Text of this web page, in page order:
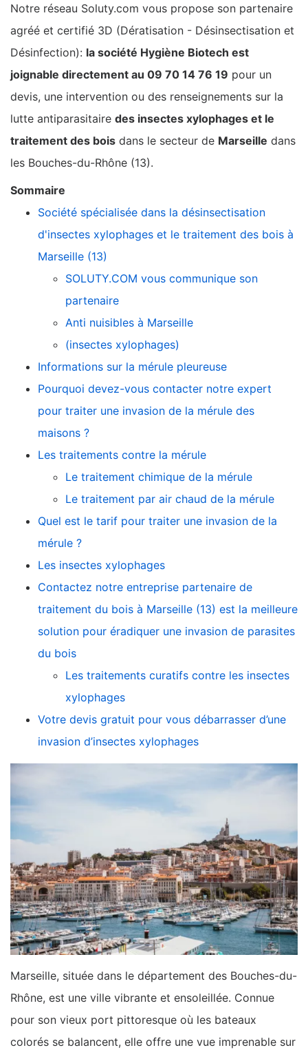
Notre réseau Soluty.com vous propose son partenaire
agréé et certifié 3D (Dératisation - Désinsectisation et
Désinfection): la société Hygiène Biotech est
joignable directement au 09 70 14 76 19 pour un
devis, une intervention ou des renseignements sur la
lutte antiparasitaire des insectes xylophages et le
traitement des bois dans le secteur de Marseille dans
les Bouches-du-Rhône (13).
Sommaire
Société spécialisée dans la désinsectisation
d'insectes xylophages et le traitement des bois à
Marseille (13)
SOLUTY.COM vous communique son
partenaire
Anti nuisibles à Marseille
(insectes xylophages)
Informations sur la mérule pleureuse
Pourquoi devez-vous contacter notre expert
pour traiter une invasion de la mérule des
maisons ?
Les traitements contre la mérule
Le traitement chimique de la mérule
Le traitement par air chaud de la mérule
Quel est le tarif pour traiter une invasion de la
mérule ?
Les insectes xylophages
Contactez notre entreprise partenaire de
traitement du bois à Marseille (13) est la meilleure
solution pour éradiquer une invasion de parasites
du bois
Les traitements curatifs contre les insectes
xylophages
Votre devis gratuit pour vous débarrasser d’une
invasion d’insectes xylophages
Marseille, située dans le département des Bouches-du-
Rhône, est une ville vibrante et ensoleillée. Connue
pour son vieux port pittoresque où les bateaux
colorés se balancent, elle offre une vue imprenable sur